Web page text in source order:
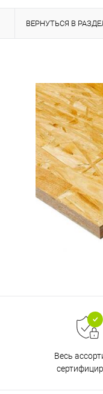
ВЕРНУТЬСЯ В
Весь